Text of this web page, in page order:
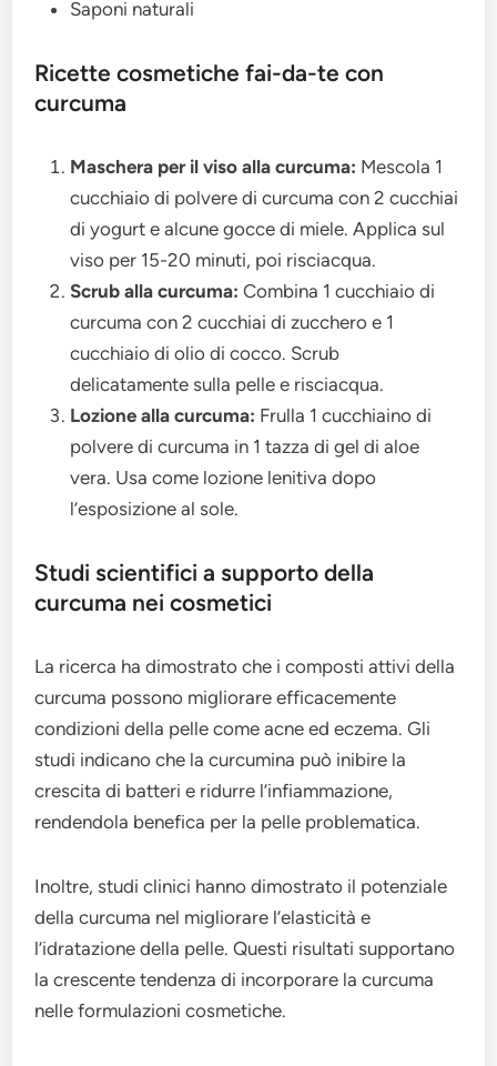
Saponi naturali
Ricette cosmetiche fai-da-te con
curcuma
Maschera per il viso alla curcuma: Mescola 1
cucchiaio di polvere di curcuma con 2 cucchiai
di yogurt e alcune gocce di miele. Applica sul
viso per 15-20 minuti, poi risciacqua.
Scrub alla curcuma: Combina 1 cucchiaio di
curcuma con 2 cucchiai di zucchero e 1
cucchiaio di olio di cocco. Scrub
delicatamente sulla pelle e risciacqua.
Lozione alla curcuma: Frulla 1 cucchiaino di
polvere di curcuma in 1 tazza di gel di aloe
vera. Usa come lozione lenitiva dopo
l’esposizione al sole.
Studi scientifici a supporto della
curcuma nei cosmetici
La ricerca ha dimostrato che i composti attivi della
curcuma possono migliorare efficacemente
condizioni della pelle come acne ed eczema. Gli
studi indicano che la curcumina può inibire la
crescita di batteri e ridurre l’infiammazione,
rendendola benefica per la pelle problematica.
Inoltre, studi clinici hanno dimostrato il potenziale
della curcuma nel migliorare l’elasticità e
l’idratazione della pelle. Questi risultati supportano
la crescente tendenza di incorporare la curcuma
nelle formulazioni cosmetiche.